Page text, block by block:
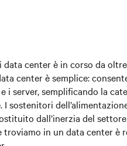
center è in corso da
center è semplice:
i server, semplificando la
sostenitori
dall’inerzia del
in un data center è